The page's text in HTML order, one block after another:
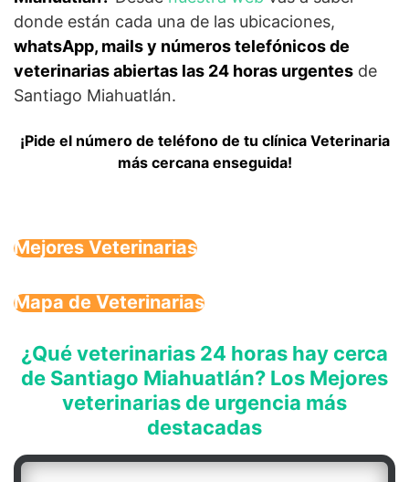
donde están cada una de las ubicaciones,
whatsApp, mails y números telefónicos de
veterinarias abiertas las 24 horas urgentes de
Santiago Miahuatlán.
¡Pide el número de teléfono de tu clínica Veterinaria
más cercana enseguida!
Mejores Veterinarias
Mapa de Veterinarias
¿Qué veterinarias 24 horas hay cerca
de Santiago Miahuatlán? Los Mejores
veterinarias de urgencia más
destacadas